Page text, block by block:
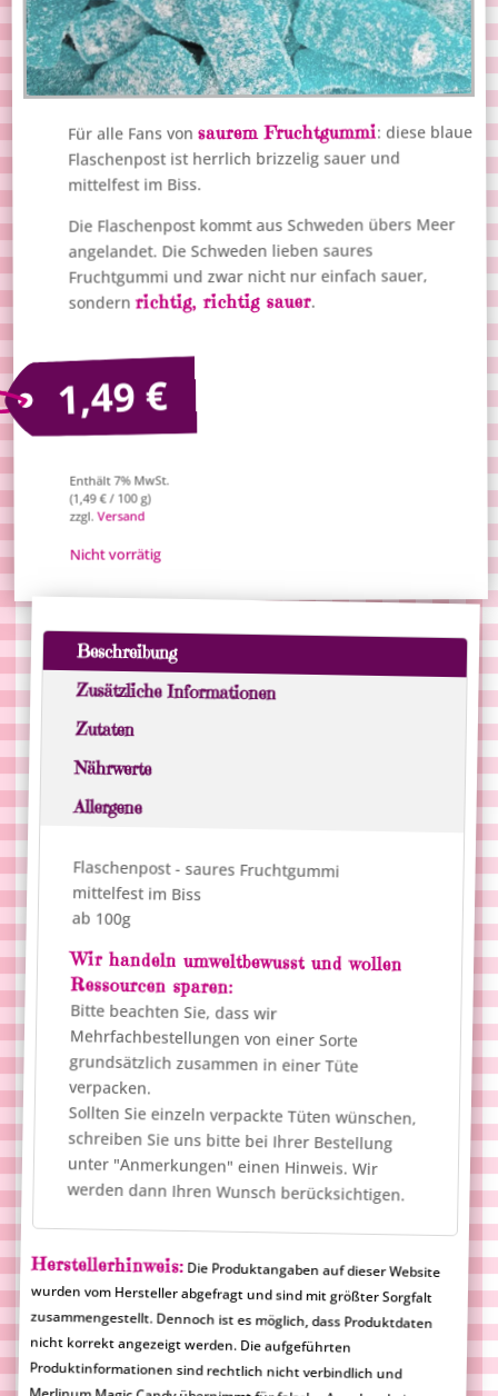
Für alle Fans vonsaurem Fruchtgummi: diese blaue
Flaschenpost ist herrlich brizzelig sauer und
mittelfest im Biss.
Die Flaschenpost kommt aus Schweden übers Meer
angelandet. Die Schweden lieben saures
Fruchtgummi und zwar nicht nur einfach sauer,
sondernrichtig, richtig sauer.
1,49€
Enthält 7% MwSt.
(1,49€/ 100 g)
zzgl.Versand
Nicht vorrätig
Beschreibung
Zusätzliche Informationen
Zutaten
Nährwerte
Allergene
Flaschenpost - saures Fruchtgummi
mittelfest im Biss
ab 100g
Wir handeln umweltbewusst und wollen
Ressourcen sparen:
Bitte beachten Sie, dass wir
Mehrfachbestellungen von einer Sorte
grundsätzlich zusammen in einer Tüte
verpacken.
Sollten Sie einzeln verpackte Tüten wünschen,
schreiben Sie uns bitte bei Ihrer Bestellung
unter "Anmerkungen" einen Hinweis. Wir
werden dann Ihren Wunsch berücksichtigen.
Herstellerhinweis:Die Produktangaben auf dieser Website
wurden vom Hersteller abgefragt und sind mit größter Sorgfalt
zusammengestellt. Dennoch ist es möglich, dass Produktdaten
nicht korrekt angezeigt werden. Die aufgeführten
Produktinformationen sind rechtlich nicht verbindlich und
Merlinum Magic Candy übernimmt für falsche Angaben keine